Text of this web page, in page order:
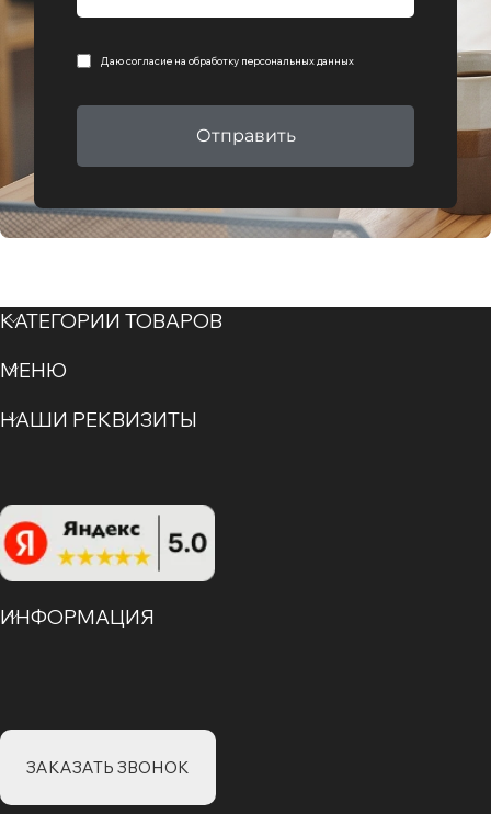
Даю согласие на обработку персональных данных
Отправить
КАТЕГОРИИ ТОВАРОВ
МЕНЮ
НАШИ РЕКВИЗИТЫ
ИНФОРМАЦИЯ
ЗАКАЗАТЬ ЗВОНОК